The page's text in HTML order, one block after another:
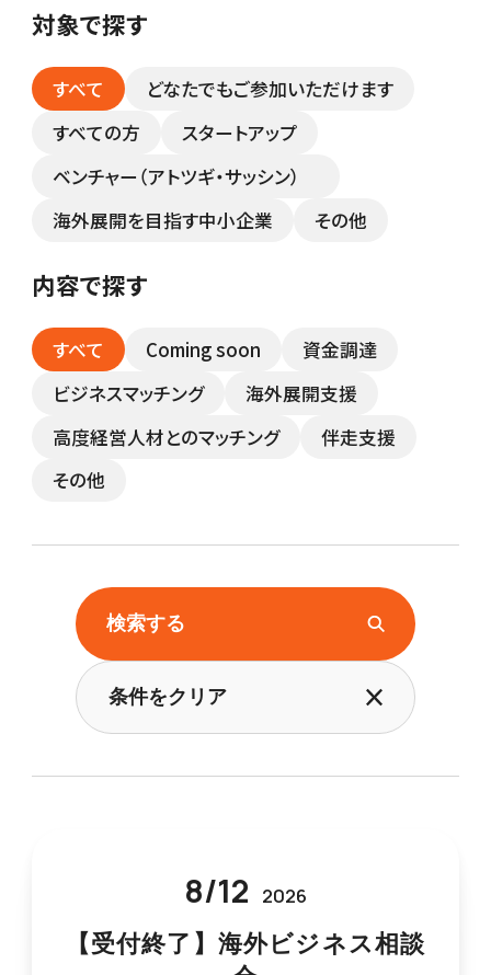
対象で探す
すべて
どなたでもご参加いただけます
すべての方
スタートアップ
ベンチャー（アトツギ・サッシン）
海外展開を目指す中小企業
その他
内容で探す
すべて Coming soon
資金調達
ビジネスマッチング
海外展開支援
高度経営人材とのマッチング
伴走支援
その他
検索する
条件をクリア
8/12 2026
【受付終了】海外ビジネス相談